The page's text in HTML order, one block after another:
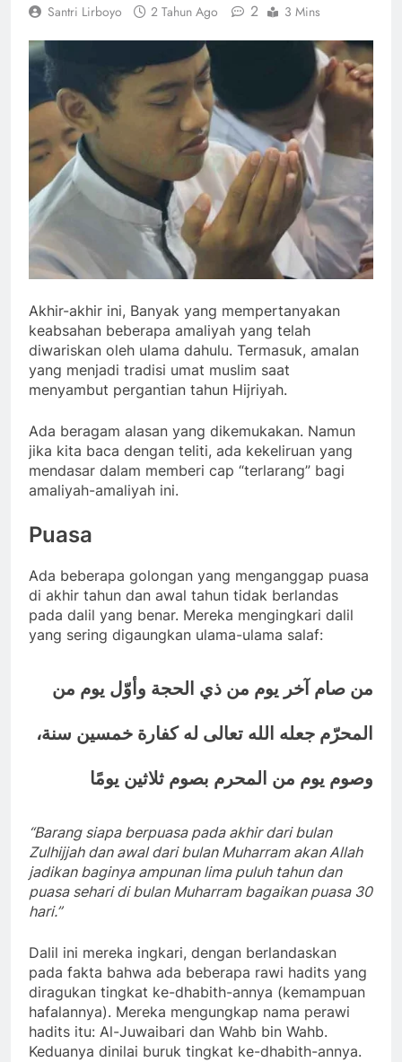
Santri Lirboyo 2 Tahun Ago 2 3 Mins
Akhir-akhir ini, Banyak yang mempertanyakan
keabsahan beberapa amaliyah yang telah
diwariskan oleh ulama dahulu. Termasuk, amalan
yang menjadi tradisi umat muslim saat
menyambut pergantian tahun Hijriyah.
Ada beragam alasan yang dikemukakan. Namun
jika kita baca dengan teliti, ada kekeliruan yang
mendasar dalam memberi cap “terlarang” bagi
amaliyah-amaliyah ini.
Puasa
Ada beberapa golongan yang menganggap puasa
di akhir tahun dan awal tahun tidak berlandas
pada dalil yang benar. Mereka mengingkari dalil
yang sering digaungkan ulama-ulama salaf:
من صام آخر يوم من ذي الحجة وأوّل يوم من
المحرّم جعله الله تعالى له كفارة خمسين سنة،
وصوم يوم من المحرم بصوم ثلاثين يومًا
“Barang siapa berpuasa pada akhir dari bulan
Zulhijjah dan awal dari bulan Muharram akan Allah
jadikan baginya ampunan lima puluh tahun dan
puasa sehari di bulan Muharram bagaikan puasa 30
hari.”
Dalil ini mereka ingkari, dengan berlandaskan
pada fakta bahwa ada beberapa rawi hadits yang
diragukan tingkat ke-dhabith-annya (kemampuan
hafalannya). Mereka mengungkap nama perawi
hadits itu: Al-Juwaibari dan Wahb bin Wahb.
Keduanya dinilai buruk tingkat ke-dhabith-annya.